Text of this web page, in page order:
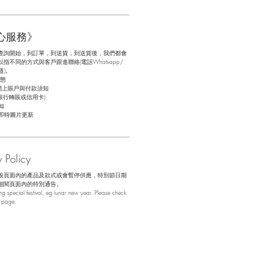
務》
詢開始，到訂單，到送貨，到送貨後，我們都會
指不同的方式與客戶跟進聯絡(電話Whatsapp/
。
賬戶與付款須知
轉賬或信用卡)
圖片更新
Policy
頁面內的產品及款式或會暫停供應，特別節日期
頁面內的特別通告。
special festival, eg lunar new year. Please check
page.